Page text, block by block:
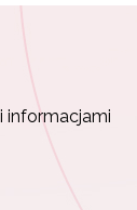
informacjami